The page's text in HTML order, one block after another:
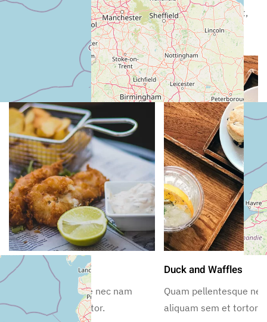
Lorem ipsum dolor sit amet, consectetur adipiscing elit,
sed incididunt ut labore.
The Old Bank Pub
Quam pellentesque nec nam
aliquam sem et tortor.
Duck and Waffles
Quam pellentesque
aliquam sem et tortor.